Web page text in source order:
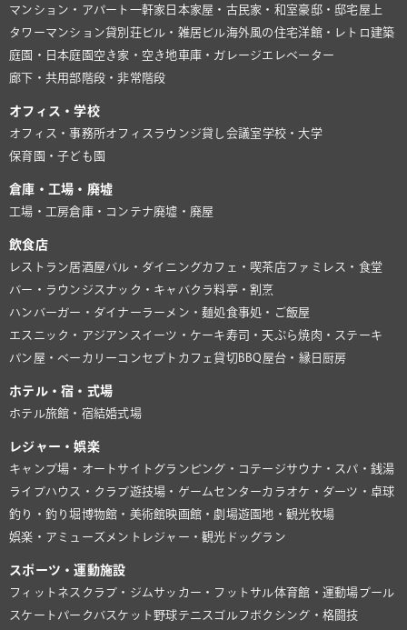
マンション・アパート 一軒家 日本家屋・古民家・和室豪邸・邸宅屋上
タワーマンション貸別荘ビル・雑居ビル海外風の住宅洋館・レトロ建築
庭園・日本庭園 空き家・空き地 車庫・ガレージ エレベーター
廊下・共用部 階段・非常階段
オフィス・学校
オフィス・事務所オフィスラウンジ貸し会議室学校・大学
保育園・子ども園
倉庫・工場・廃墟
工場・工房倉庫・コンテナ廃墟・廃屋
飲食店
レストラン居酒屋バル・ダイニングカフェ・喫茶店ファミレス・食堂
バー・ラウンジ スナック・キャバクラ料亭・割烹
ハンバーガー・ダイナーラーメン・麺処食事処・ご飯屋
エスニック・アジアン スイーツ・ケーキ寿司・天ぷら焼肉・ステーキ
パン屋・ベーカリー コンセプトカフェ貸切BBQ 屋台・縁日 厨房
ホテル・宿・式場
ホテル旅館・宿結婚式場
レジャー・娯楽
キャンプ場・オートサイト グランピング・コテージサウナ・スパ・銭湯
ライブハウス・クラブ遊技場・ゲームセンターカラオケ・ダーツ・卓球
釣り・釣り堀博物館・美術館映画館・劇場遊園地・観光牧場
娯楽・アミューズメント レジャー・観光 ドッグラン
スポーツ・運動施設
フィットネスクラブ・ジム サッカー・フットサル体育館・運動場プール
スケートパーク バスケット 野球テニス ゴルフ ボクシング・格闘技